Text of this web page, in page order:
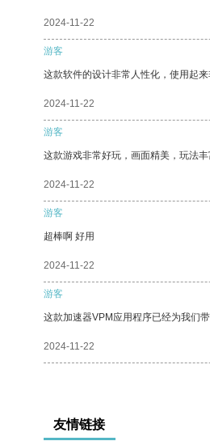
2024-11-22
游客
这款软件的设计非常人性化，使用起来
2024-11-22
游客
这款游戏非常好玩，画面精美，玩法丰
2024-11-22
游客
超棒啊 好用
2024-11-22
游客
这款加速器VPM应用程序已经为我们
2024-11-22
友情链接